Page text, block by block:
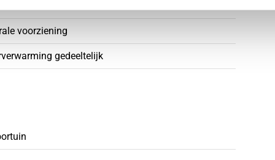
in een natuurrijke omgeving. Gezinnen
voor een verfrissende duik. Daarnaast zijn
waaronder een voetbalclub, tennisclub,
heeft een sfeervolle uitstraling met een
voorziening
gedeeltelijk